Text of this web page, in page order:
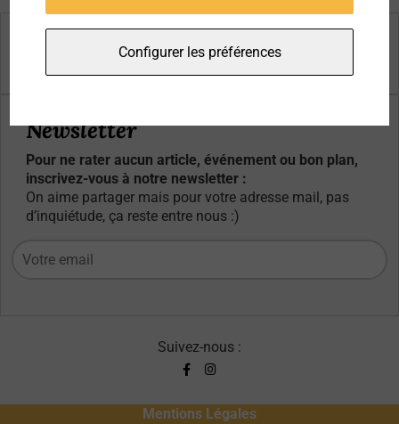
Newsletter
Pour ne rater aucun article, événement ou bon plan,
inscrivez-vous à notre newsletter :
On aime partager mais pour votre adresse mail, pas
d’inquiétude, ça reste entre nous :)
Suivez-nous :
Mentions Légales
Configurer les préférences